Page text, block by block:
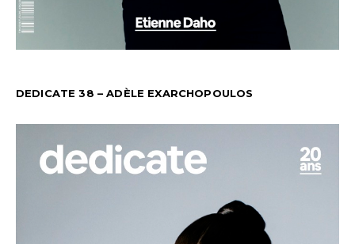
DEDICATE 38 – ADÈLE EXARCHOPOULOS